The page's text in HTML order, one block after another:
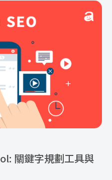
關鍵字規劃工具與